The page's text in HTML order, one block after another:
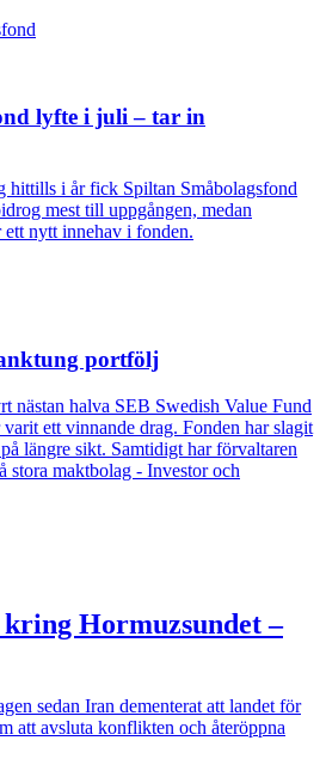
lyfte i juli – tar in
hittills i år fick Spiltan Småbolagsfond
mest till uppgången, medan
ett nytt innehav i fonden.
portfölj
nästan halva SEB Swedish Value Fund
ett vinnande drag. Fonden har slagit
längre sikt. Samtidigt har förvaltaren
stora maktbolag - Investor och
Hormuzsundet –
sedan Iran dementerat att landet för
att avsluta konflikten och återöppna